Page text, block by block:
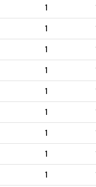
1
1
1
1
1
1
1
1
1